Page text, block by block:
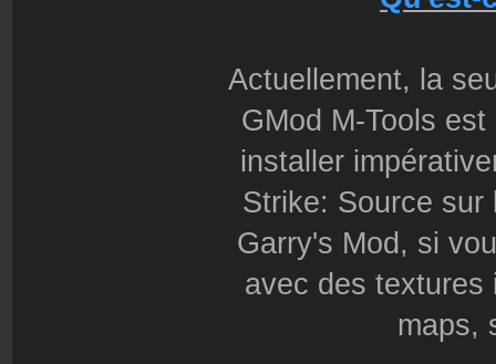
Actuellement, la
GMod M-Tools
installer
Strike: Source sur
Garry's Mod, si
avec des textures
maps,